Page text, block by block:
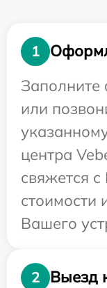
1
Заполните
или
центра
свяжется
стоимости
Вашего
2
Выезд